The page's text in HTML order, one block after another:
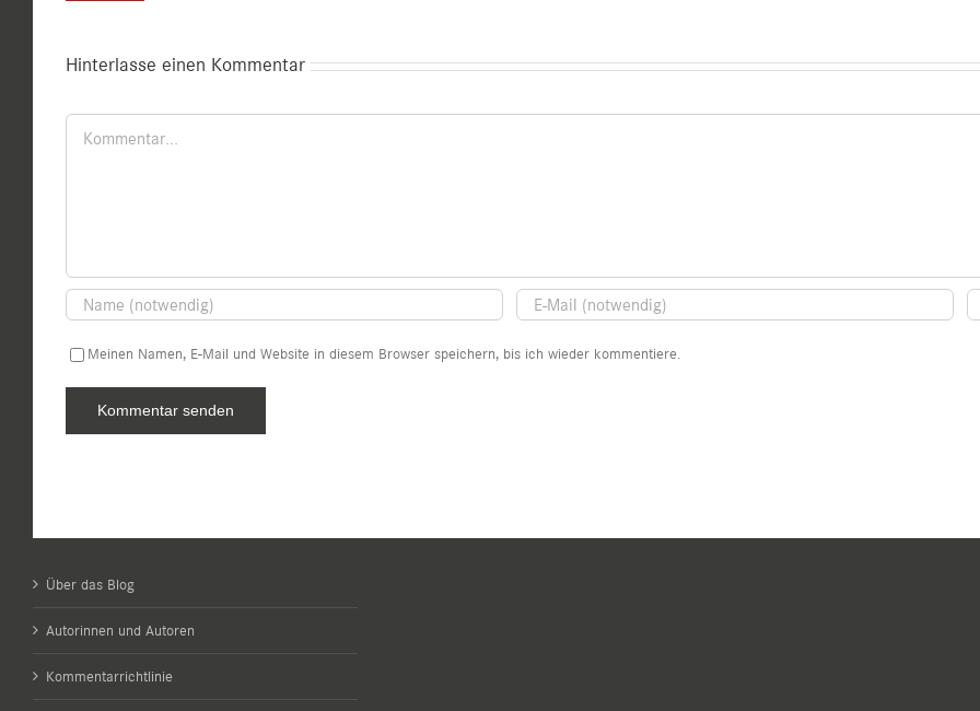
Hinterlasse einen Kommentar
Kommentar
Meinen Namen, E-Mail und Website in diesem Browser speichern, bis ich wieder kommentiere.
Über das Blog
Autorinnen und Autoren
Kommentarrichtlinie